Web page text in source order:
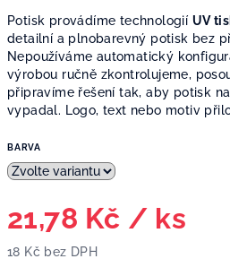
Potisk provádíme technologií UV
detailní a plnobarevný potisk bez
Nepoužíváme automatický
výrobou ručně zkontrolujeme,
připravíme řešení tak, aby potisk
vypadal. Logo, text nebo motiv
BARVA
21,78 Kč / ks
18 Kč bez DPH